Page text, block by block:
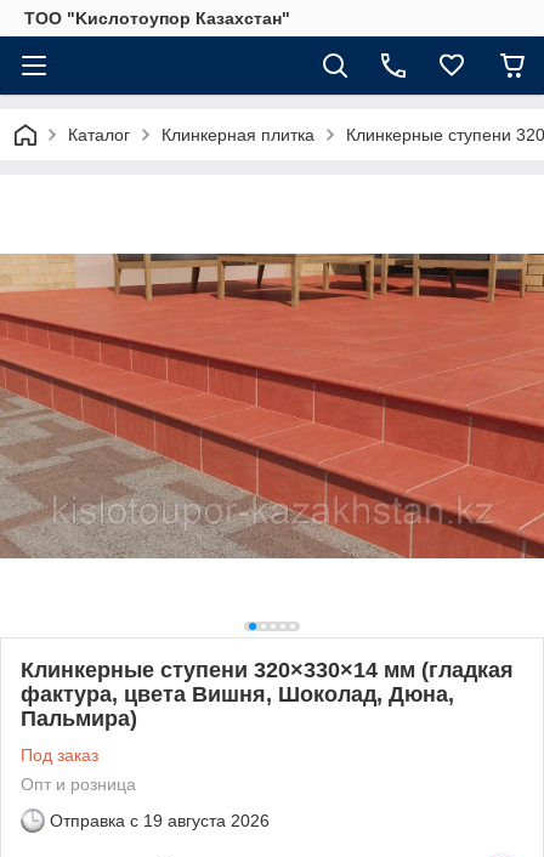
ТОО "Kислoтoупoр Казахстaн"
Каталог Клинкерная плитка Клинкерные ступени
Клинкерные ступени 320×330×14 мм (гладкая
фактура, цвета Вишня, Шоколад, Дюна,
Пальмира)
Под заказ
Опт и розница
Отправка с 19 августа 2026